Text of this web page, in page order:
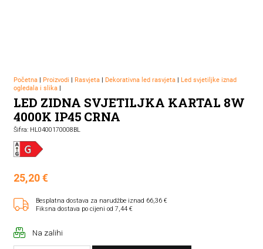
Početna| Proizvodi | Rasvjeta| Dekorativna led rasvjeta| Led svjetiljke iznad
ogledala i slika|
LED ZIDNA SVJETILJKA KARTAL 8W
4000K IP45 CRNA
Šifra: HL0400170008BL
25,20€
Besplatna dostava za narudžbe iznad 66,36 €
Fiksna dostava po cijeni od 7,44 €
Na zalihi